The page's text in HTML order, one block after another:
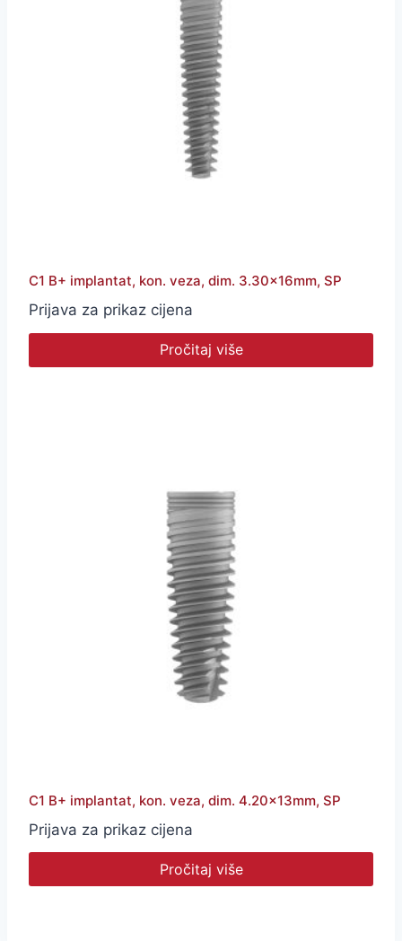
C1 B+ implantat, kon. veza, dim. 3.30x16mm, SP
Prijava za prikaz cijena
Pročitaj više
C1 B+ implantat, kon. veza, dim. 4.20x13mm, SP
Prijava za prikaz cijena
Pročitaj više